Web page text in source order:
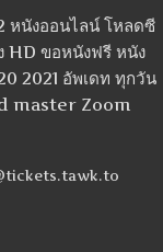
หนังออนไลน์ โหลดซี
HD ขอหนังฟรี หนัง
2021 อัพเดท ทุกวัน
master Zoom